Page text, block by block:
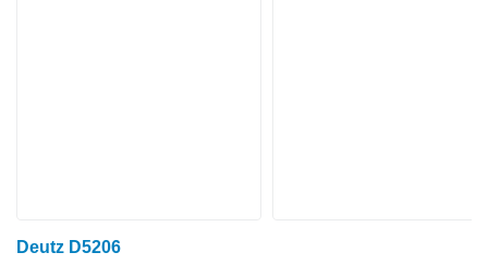
Deutz D5206